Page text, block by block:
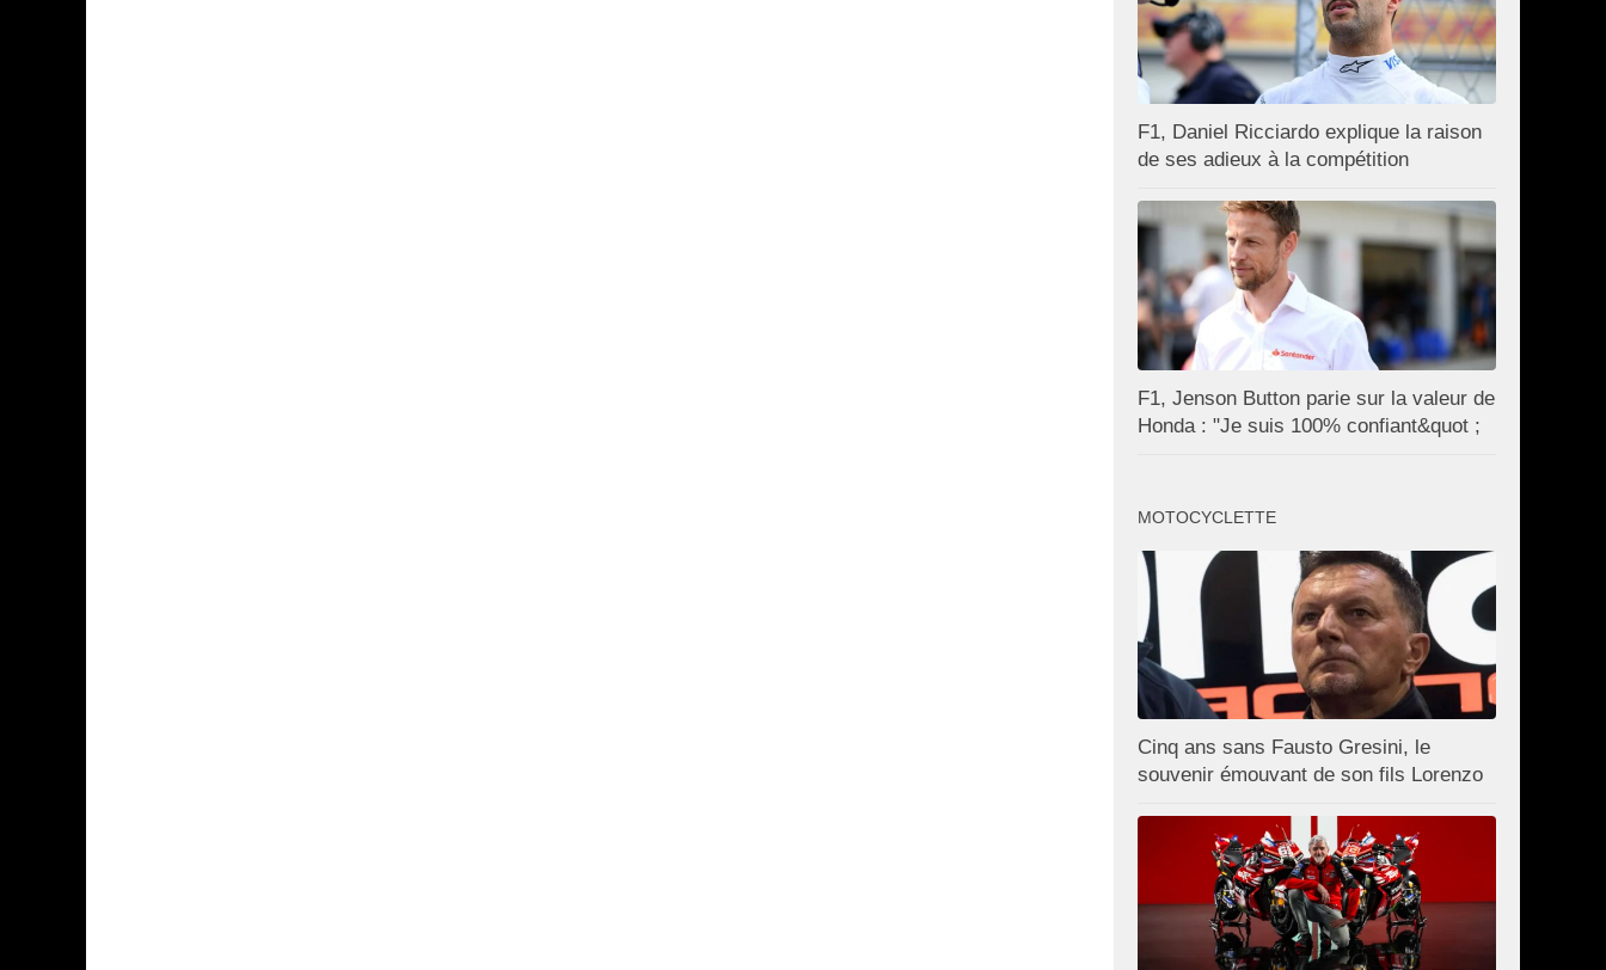
F1, Daniel Ricciardo explique la raison
de ses adieux à la compétition
F1, Jenson Button parie sur la valeur de
Honda : "Je suis 100% confiant&quot ;
MOTOCYCLETTE
Cinq ans sans Fausto Gresini, le
souvenir émouvant de son fils Lorenzo